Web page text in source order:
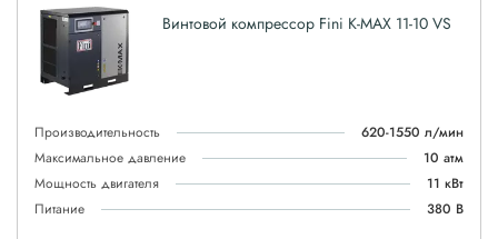
Винтовой компрессор Fini K-MAX 11-10 VS
Производительность
620-1550 л/мин
Максимальное давление
10 атм
Мощность двигателя
11 кВт
Питание
380 В